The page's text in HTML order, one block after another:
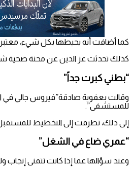
كما أضافت أنه يحيطها بكل شيء،
كذلك تحدثت عز الدين عن محنة صحية
“بطني كبرت جداً”
وقالت بعفوية صادقة”فيروس جالي
للمستشفى”.
إلى ذلك، تطرقت إلى التخطيط للمستقبل
“عمري ضاع في الشغل”
وعند سؤالها عما إذا كانت تتمنى إنجاب